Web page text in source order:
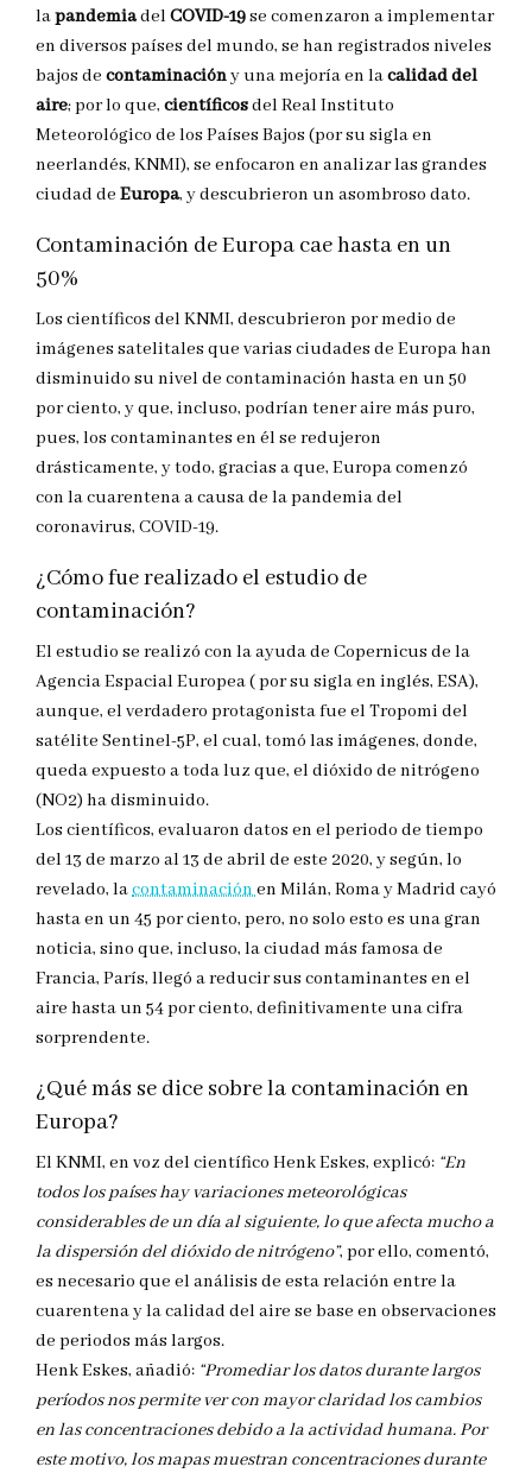
lapandemiadelCOVID-19se comenzaron a implementar
en diversos países del mundo, se han registrados niveles
bajos de contaminacióny una mejoría en lacalidad del
aire; por lo que, científicosdel Real Instituto
Meteorológico de los Países Bajos (por su sigla en
neerlandés, KNMI), se enfocaron en analizar las grandes
ciudad de Europa, y descubrieron un asombroso dato.
Contaminación de Europa cae hasta en un
50%
Los científicos del KNMI, descubrieron por medio de
imágenes satelitales que varias ciudades de Europa han
disminuido su nivel de contaminación hasta en un 50
por ciento, y que, incluso, podrían tener aire más puro,
pues, los contaminantes en él se redujeron
drásticamente, y todo, gracias a que, Europa comenzó
con la cuarentena a causa de la pandemia del
coronavirus, COVID-19.
¿Cómo fue realizado el estudio de
contaminación?
El estudio se realizó con la ayuda de Copernicus de la
Agencia Espacial Europea ( por su sigla en inglés, ESA),
aunque, el verdadero protagonista fue el Tropomi del
satélite Sentinel-5P, el cual, tomó las imágenes, donde,
queda expuesto a toda luz que, el dióxido de nitrógeno
(NO2) ha disminuido.
Los científicos, evaluaron datos en el periodo de tiempo
del 13 de marzo al 13 de abril de este 2020, y según, lo
revelado, lacontaminaciónen Milán, Roma y Madrid cayó
hasta en un 45 por ciento, pero, no solo esto es una gran
noticia, sino que, incluso, la ciudad más famosa de
Francia, París, llegó a reducir sus contaminantes en el
aire hasta un 54 por ciento, definitivamente una cifra
sorprendente.
¿Qué más se dice sobre la contaminación en
Europa?
El KNMI, en voz del científico Henk Eskes, explicó: “En
todos los países hay variaciones meteorológicas
considerables de un día al siguiente, lo que afecta mucho a
la dispersión del dióxido de nitrógeno”, por ello, comentó,
es necesario que el análisis de esta relación entre la
cuarentena y la calidad del aire se base en observaciones
de periodos más largos.
Henk Eskes, añadió: “Promediar los datos durante largos
períodos nos permite ver con mayor claridad los cambios
en las concentraciones debido a la actividad humana. Por
este motivo, los mapas muestran concentraciones durante